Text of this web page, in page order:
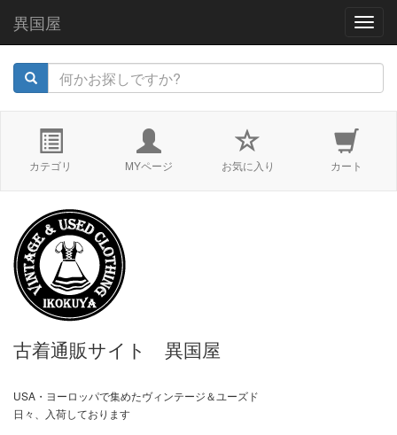
異国屋
カテゴリ MYページ お気に入り カート
古着通販サイト 異国屋
USA・ヨーロッパで集めたヴィンテージ＆ユーズド
日々、入荷しております